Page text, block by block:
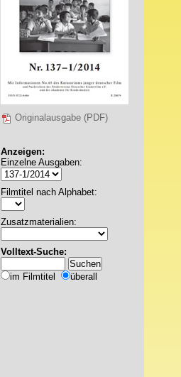
Originalausgabe (PDF)
Anzeigen:
Einzelne Ausgaben:
Filmtitel nach Alphabet:
Zusatzmaterialien:
Volltext-Suche:
im Filmtitel überall